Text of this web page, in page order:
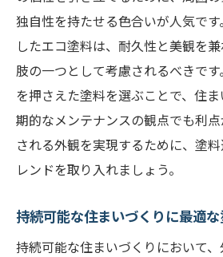
独自性を持たせる色合いが人気で
したエコ塗料は、耐久性と美観を
肢の一つとして考慮されるべきで
を押さえた塗料を選ぶことで、住
期的なメンテナンスの観点でも利
される外観を実現するために、塗
レンドを取り入れましょう。
持続可能な住まいづくりに最適
持続可能な住まいづくりにおいて